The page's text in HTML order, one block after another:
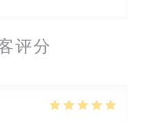
评分